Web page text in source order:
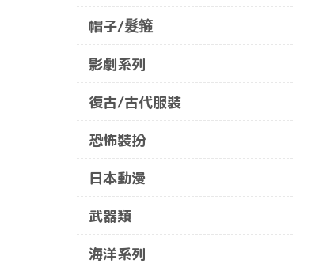
帽子/髮箍
影劇系列
復古/古代服裝
恐怖裝扮
日本動漫
武器類
海洋系列